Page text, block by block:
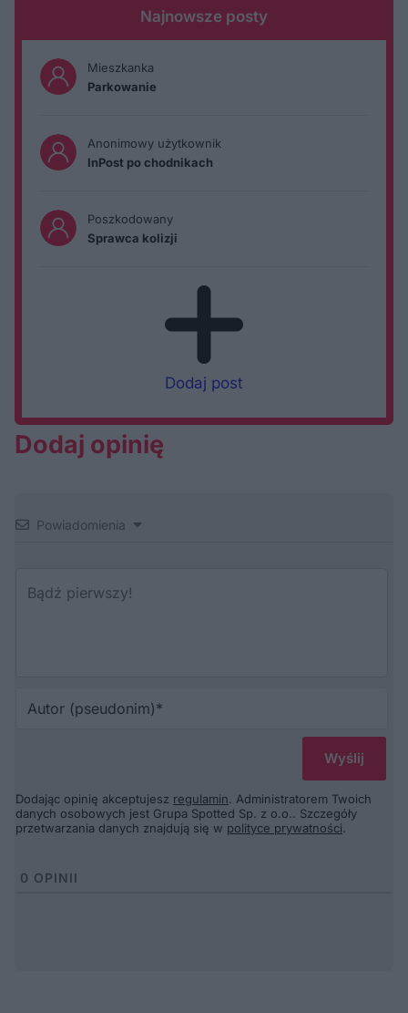
Najnowsze posty
Mieszkanka
Parkowanie
Anonimowy użytkownik
InPost po chodnikach
Poszkodowany
Sprawca kolizji
Dodaj post
Dodaj opinię
Powiadomienia
Dodając opinię akceptujesz regulamin. Administratorem Twoich
danych osobowych jest Grupa Spotted Sp. z o.o.. Szczegóły
przetwarzania danych znajdują się w polityce prywatności.
0 OPINII